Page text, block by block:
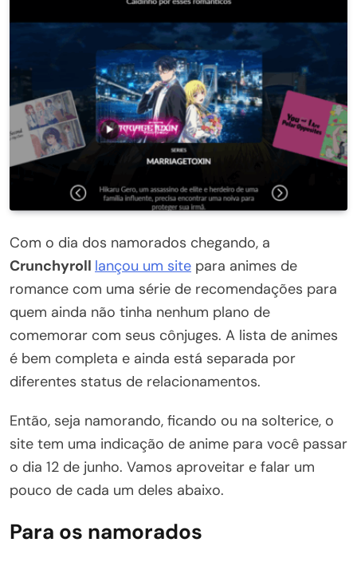
Com o dia dos namorados chegando, a
Crunchyroll lançou um site para animes de
romance com uma série de recomendações para
quem ainda não tinha nenhum plano de
comemorar com seus cônjuges. A lista de animes
é bem completa e ainda está separada por
diferentes status de relacionamentos.
Então, seja namorando, ficando ou na solterice, o
site tem uma indicação de anime para você passar
o dia 12 de junho. Vamos aproveitar e falar um
pouco de cada um deles abaixo.
Para os namorados